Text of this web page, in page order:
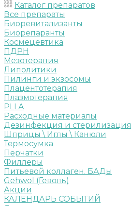
Каталог препаратов
Все препараты
Биоревитализанты
Биорепаранты
Космецевтика
ПДРН
Мезотерапия
Липолитики
Пилинги и экзосомы
Плацентотерапия
Плазмотерапия
PLLA
Расходные материалы
Дезинфекция и стерилизация
Шприцы \ Иглы \ Канюли
Термосумка
Перчатки
Филлеры
Питьевой коллаген. БАДы
Gehwol (Геволь)
Акции
КАЛЕНДАРЬ СОБЫТИЙ